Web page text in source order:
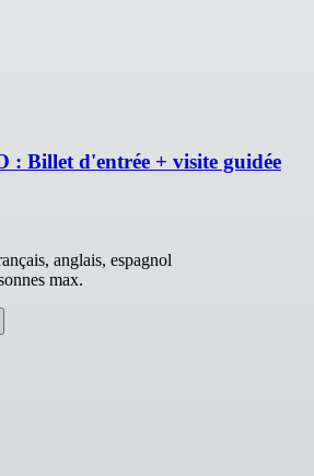
: Billet d'entrée + visite guidée
anglais, espagnol
max.